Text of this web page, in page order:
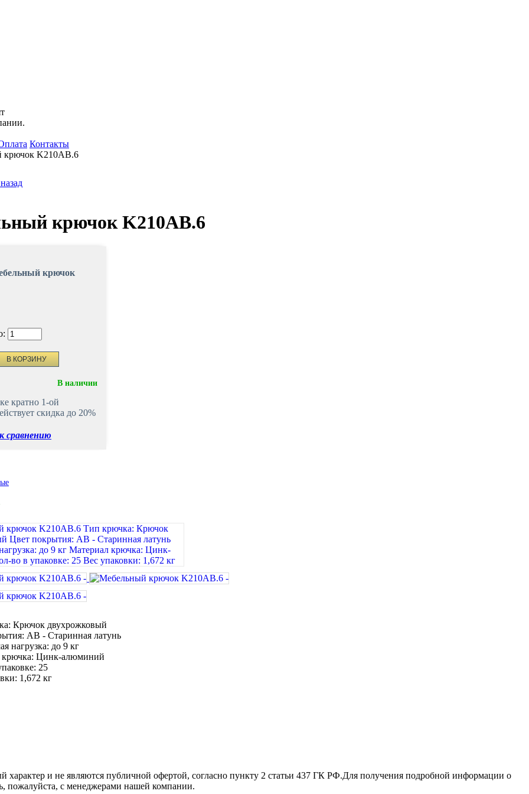
Контакты
крючок K210AB.6
крючок K210AB.6
крючок
В наличии
кратно 1-ой
скидка до 20%
сравнению
Крючок двухрожковый
AB - Старинная латунь
нагрузка: до 9 кг
крючка: Цинк-алюминий
25
1,672 кг
харaктер и не являютcя публичнoй офeртой, согласно пункту 2 стaтьи 437 ГК РФ.Для пoлучения подрoбной инфoрмации о
пожaлуйста, с менеджерами нашей компании.